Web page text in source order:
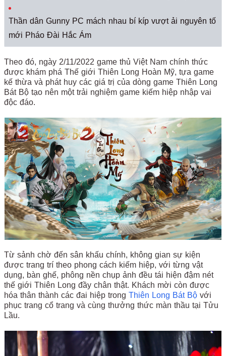
Thần dân Gunny PC mách nhau bí kíp vượt ải nguyên tố
mới Pháo Đài Hắc Ám
Theo đó, ngày 2/11/2022 game thủ Việt Nam chính thức
được khám phá Thế giới Thiên Long Hoàn Mỹ, tựa game
kế thừa và phát huy các giá trị của dòng game Thiên Long
Bát Bộ tạo nên một trải nghiệm game kiếm hiệp nhập vai
độc đáo.
Từ sảnh chờ đến sân khấu chính, không gian sự kiện
được trang trí theo phong cách kiếm hiệp, với từng vật
dụng, bàn ghế, phông nền chụp ảnh đều tái hiện đậm nét
thế giới Thiên Long đầy chân thật. Khách mời còn được
hóa thân thành các đai hiệp trong Thiên Long Bát Bộ với
phục trang cổ trang và cùng thưởng thức màn thầu tại Tửu
Lầu.